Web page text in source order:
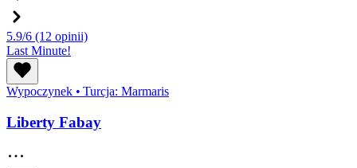
5.9/6 (12 opinii)
Last Minute!
Wypoczynek • Turcja: Marmaris
Liberty Fabay